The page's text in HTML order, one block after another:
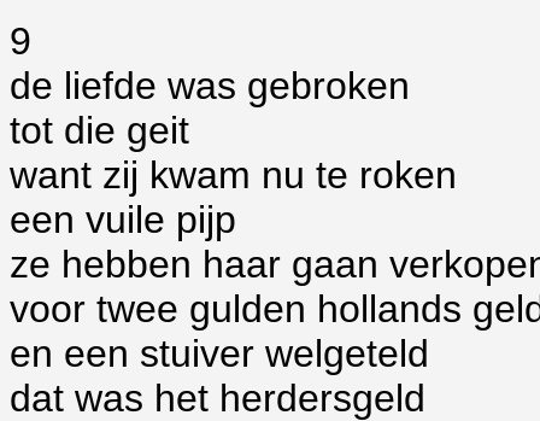
9
de liefde was gebroken
tot die geit
want zij kwam nu te roken
een vuile pijp
ze hebben haar gaan
voor twee gulden hollands
en een stuiver welgeteld
dat was het herdersgeld